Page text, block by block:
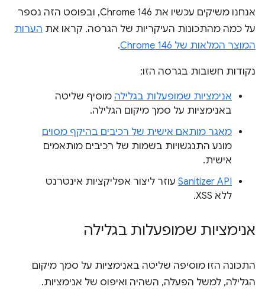
אנחנו משיקים עכשיו את Chrome 146, ובפוסט הזה נספר
על כמה מהתכונות העיקריות של הגרסה. קראו את הערות
המוצר המלאות של Chrome 146
.
נקודות חשובות בגרסה הזו:
אנימציות שמופעלות בגלילה מוסיף שליטה
באנימציות על סמך מיקום הגלילה.
מאגר מותאם אישית של רכיבים בהיקף מסוים
מונע התנגשויות בשמות של רכיבים מותאמים
אישית.
Sanitizer API עוזר ליצור אפליקציות אינטרנט
ללא XSS.
אנימציות שמופעלות בגלילה
התכונה הזו מוסיפה שליטה באנימציות על סמך מיקום
הגלילה, למשל הפעלה, השהיה ואיפוס של אנימציות.